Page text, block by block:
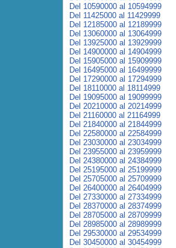
Del 10590000 al 10594999
Del 11425000 al 11429999
Del 12185000 al 12189999
Del 13060000 al 13064999
Del 13925000 al 13929999
Del 14900000 al 14904999
Del 15905000 al 15909999
Del 16495000 al 16499999
Del 17290000 al 17294999
Del 18110000 al 18114999
Del 19095000 al 19099999
Del 20210000 al 20214999
Del 21160000 al 21164999
Del 21840000 al 21844999
Del 22580000 al 22584999
Del 23030000 al 23034999
Del 23955000 al 23959999
Del 24380000 al 24384999
Del 25195000 al 25199999
Del 25705000 al 25709999
Del 26400000 al 26404999
Del 27330000 al 27334999
Del 28370000 al 28374999
Del 28705000 al 28709999
Del 28985000 al 28989999
Del 29530000 al 29534999
Del 30450000 al 30454999